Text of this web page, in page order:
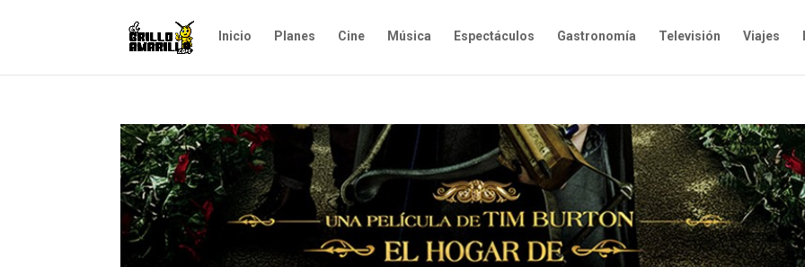
Inicio Planes Cine Música Espectáculos Gastronomía Televisión Viajes